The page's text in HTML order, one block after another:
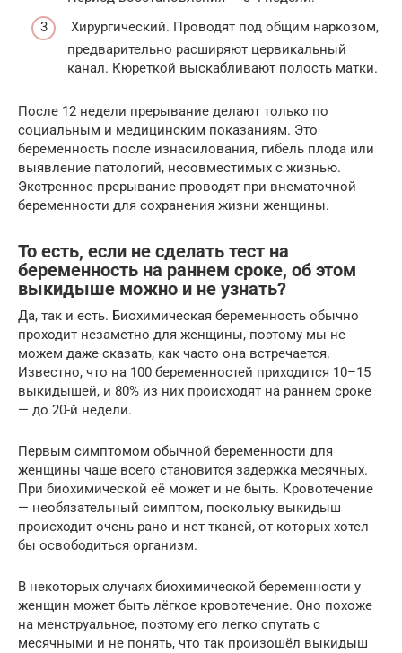
Хирургический. Проводят под общим наркозом,
предварительно расширяют цервикальный
канал. Кюреткой выскабливают полость матки.
После 12 недели прерывание делают только по
социальным и медицинским показаниям. Это
беременность после изнасилования, гибель плода или
выявление патологий, несовместимых с жизнью.
Экстренное прерывание проводят при внематочной
беременности для сохранения жизни женщины.
То есть, если не сделать тест на
беременность на раннем сроке, об этом
выкидыше можно и не узнать?
Да, так и есть. Биохимическая беременность обычно
проходит незаметно для женщины, поэтому мы не
можем даже сказать, как часто она встречается.
Известно, что на 100 беременностей приходится 10–15
выкидышей, и 80% из них происходят на раннем сроке
— до 20-й недели.
Первым симптомом обычной беременности для
женщины чаще всего становится задержка месячных.
При биохимической её может и не быть. Кровотечение
— необязательный симптом, поскольку выкидыш
происходит очень рано и нет тканей, от которых хотел
бы освободиться организм.
В некоторых случаях биохимической беременности у
женщин может быть лёгкое кровотечение. Оно похоже
на менструальное, поэтому его легко спутать с
месячными и не понять, что так произошёл выкидыш